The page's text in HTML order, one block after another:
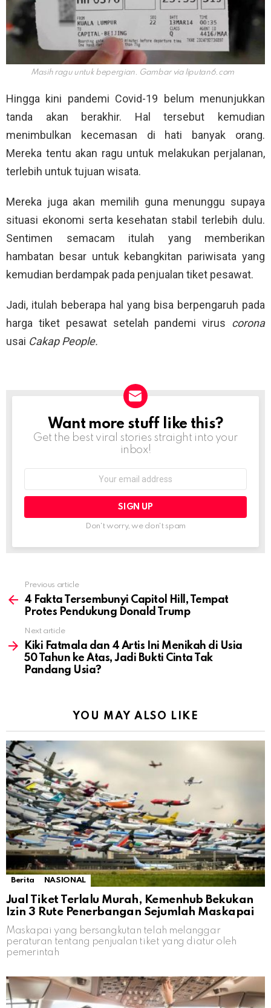
Masih ragu untuk bepergian. Gambar via liputan6.com
Hingga kini pandemi Covid-19 belum menunjukkan
tanda akan berakhir. Hal tersebut kemudian
menimbulkan kecemasan di hati banyak orang.
Mereka tentu akan ragu untuk melakukan perjalanan,
terlebih untuk tujuan wisata.
Mereka juga akan memilih guna menunggu supaya
situasi ekonomi serta kesehatan stabil terlebih dulu.
Sentimen semacam itulah yang memberikan
hambatan besar untuk kebangkitan pariwisata yang
kemudian berdampak pada penjualan tiket pesawat.
Jadi, itulah beberapa hal yang bisa berpengaruh pada
harga tiket pesawat setelah pandemi virus corona
usai Cakap People.
NEWSLETTER
Want more stuff like this?
Get the best viral stories straight into your
inbox!
Don't worry, we don't spam
more
Previous article
4 Fakta Tersembunyi Capitol Hill, Tempat
Protes Pendukung Donald Trump
Next article
Kiki Fatmala dan 4 Artis Ini Menikah di Usia
50 Tahun ke Atas, Jadi Bukti Cinta Tak
Pandang Usia?
YOU MAY ALSO LIKE
Berita NASIONAL
Jual Tiket Terlalu Murah, Kemenhub Bekukan
Izin 3 Rute Penerbangan Sejumlah Maskapai
Maskapai yang bersangkutan telah melanggar
peraturan tentang penjualan tiket yang diatur oleh
pemerintah